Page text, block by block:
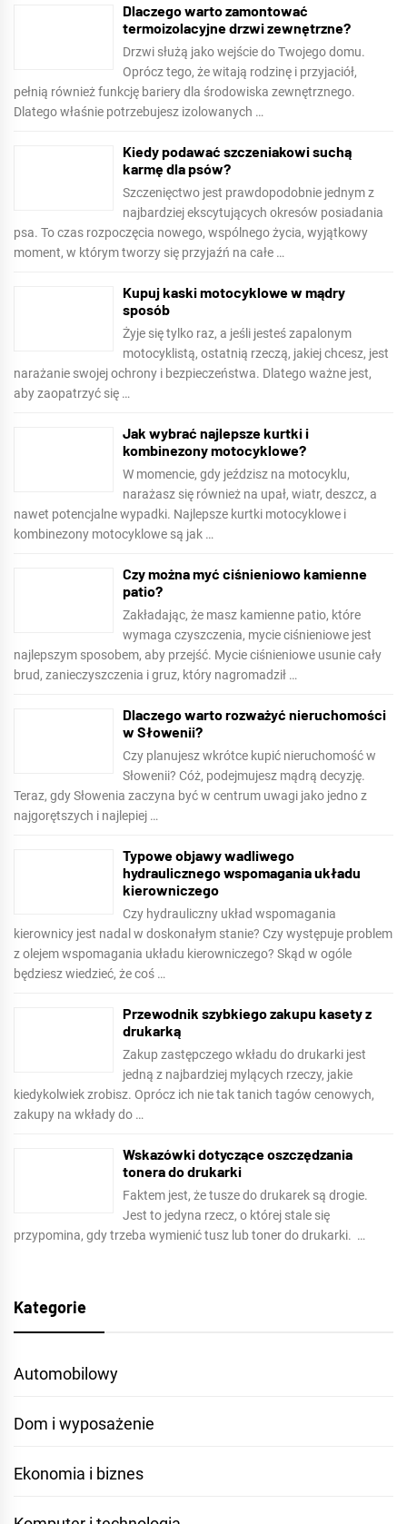
Dlaczego warto zamontować
termoizolacyjne drzwi zewnętrzne?
Drzwi służą jako wejście do Twojego domu.
Oprócz tego, że witają rodzinę i przyjaciół,
pełnią również funkcję bariery dla środowiska zewnętrznego.
Dlatego właśnie potrzebujesz izolowanych …
Kiedy podawać szczeniakowi suchą
karmę dla psów?
Szczenięctwo jest prawdopodobnie jednym z
najbardziej ekscytujących okresów posiadania
psa. To czas rozpoczęcia nowego, wspólnego życia, wyjątkowy
moment, w którym tworzy się przyjaźń na całe …
Kupuj kaski motocyklowe w mądry
sposób
Żyje się tylko raz, a jeśli jesteś zapalonym
motocyklistą, ostatnią rzeczą, jakiej chcesz, jest
narażanie swojej ochrony i bezpieczeństwa. Dlatego ważne jest,
aby zaopatrzyć się …
Jak wybrać najlepsze kurtki i
kombinezony motocyklowe?
W momencie, gdy jeździsz na motocyklu,
narażasz się również na upał, wiatr, deszcz, a
nawet potencjalne wypadki. Najlepsze kurtki motocyklowe i
kombinezony motocyklowe są jak …
Czy można myć ciśnieniowo kamienne
patio?
Zakładając, że masz kamienne patio, które
wymaga czyszczenia, mycie ciśnieniowe jest
najlepszym sposobem, aby przejść. Mycie ciśnieniowe usunie cały
brud, zanieczyszczenia i gruz, który nagromadził …
Dlaczego warto rozważyć nieruchomości
w Słowenii?
Czy planujesz wkrótce kupić nieruchomość w
Słowenii? Cóż, podejmujesz mądrą decyzję.
Teraz, gdy Słowenia zaczyna być w centrum uwagi jako jedno z
najgorętszych i najlepiej …
Typowe objawy wadliwego
hydraulicznego wspomagania układu
kierowniczego
Czy hydrauliczny układ wspomagania
kierownicy jest nadal w doskonałym stanie? Czy występuje problem
z olejem wspomagania układu kierowniczego? Skąd w ogóle
będziesz wiedzieć, że coś …
Przewodnik szybkiego zakupu kasety z
drukarką
Zakup zastępczego wkładu do drukarki jest
jedną z najbardziej mylących rzeczy, jakie
kiedykolwiek zrobisz. Oprócz ich nie tak tanich tagów cenowych,
zakupy na wkłady do …
Wskazówki dotyczące oszczędzania
tonera do drukarki
Faktem jest, że tusze do drukarek są drogie.
Jest to jedyna rzecz, o której stale się
przypomina, gdy trzeba wymienić tusz lub toner do drukarki. …
Kategorie
Automobilowy
Dom i wyposażenie
Ekonomia i biznes